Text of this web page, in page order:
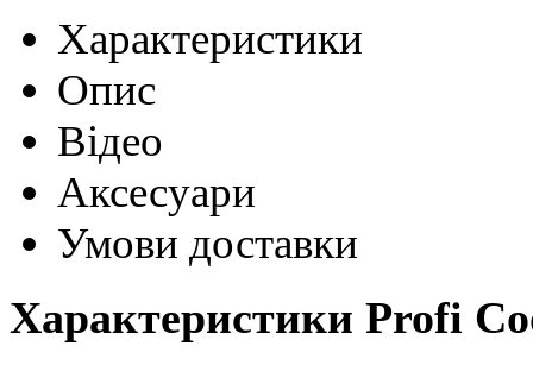
Характеристики
Опис
Відео
Аксесуари
Умови доставки
Характеристики Profi